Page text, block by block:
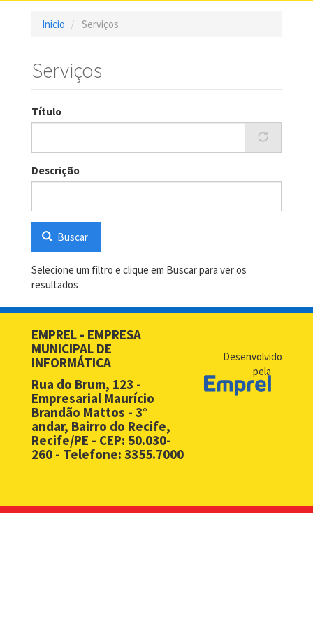
Início Serviços
Serviços
Título
Descrição
Buscar
Selecione um filtro e clique em Buscar para ver os
resultados
EMPREL - EMPRESA
MUNICIPAL DE
INFORMÁTICA
Rua do Brum, 123 -
Empresarial Maurício
Brandão Mattos - 3°
andar, Bairro do Recife,
Recife/PE - CEP: 50.030-
260 - Telefone: 3355.7000
Desenvolvido
pela